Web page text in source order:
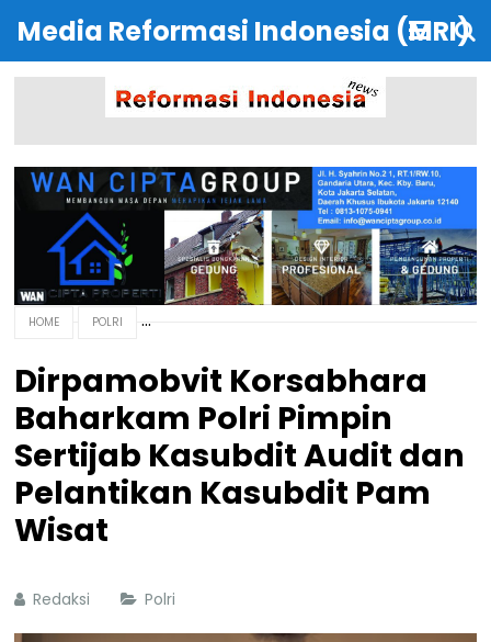
Media Reformasi Indonesia (MRI)
HOME POLRI
Dirpamobvit Korsabhara
Baharkam Polri Pimpin
Sertijab Kasubdit Audit dan
Pelantikan Kasubdit Pam
Wisat
Redaksi Polri